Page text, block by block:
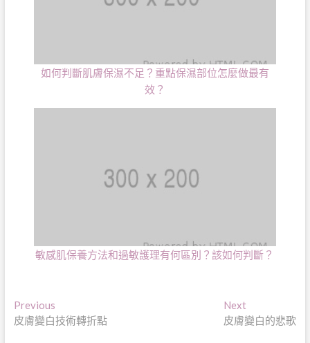
如何判斷肌膚保濕不足？重點保濕部位怎麼做最有
效？
敏感肌保養方法和過敏護理有何區別？該如何判斷？
文
章
PreviousPrevious
post:
皮膚變白技術轉折點
NextNext
post:
皮膚變白的悲歌